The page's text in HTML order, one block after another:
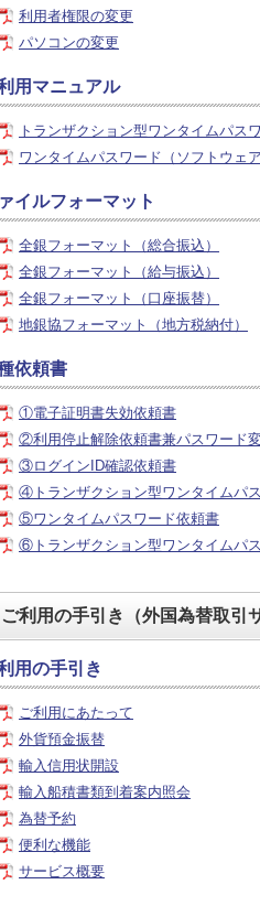
利用者権限の変更
パソコンの変更
用マニュアル
トランザクション型ワンタイムパス
ワンタイムパスワード（ソフトウェ
イルフォーマット
全銀フォーマット（総合振込）
全銀フォーマット（給与振込）
全銀フォーマット（口座振替）
地銀協フォーマット（地方税納付）
依頼書
①電子証明書失効依頼書
②利用停止解除依頼書兼パスワード
③ログインID確認依頼書
④トランザクション型ワンタイムパ
⑤ワンタイムパスワード依頼書
⑥トランザクション型ワンタイムパ
ご利用の手引き（外国為替取引
用の手引き
ご利用にあたって
外貨預金振替
輸入信用状開設
輸入船積書類到着案内照会
為替予約
便利な機能
サービス概要